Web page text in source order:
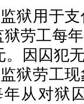
用于支
狱劳工每
。因囚犯
狱劳工
从对狱